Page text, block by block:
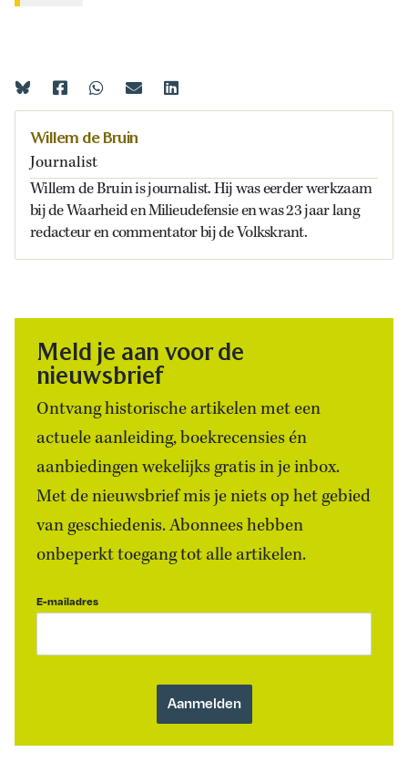
Willem de Bruin
Journalist
Willem de Bruin is journalist. Hij was eerder werkzaam
bij de Waarheid en Milieudefensie en was 23 jaar lang
redacteur en commentator bij de Volkskrant.
Meld je aan voor de
nieuwsbrief
Ontvang historische artikelen met een
actuele aanleiding, boekrecensies én
aanbiedingen wekelijks gratis in je inbox.
Met de nieuwsbrief mis je niets op het gebied
van geschiedenis. Abonnees hebben
onbeperkt toegang tot alle artikelen.
E-mailadres